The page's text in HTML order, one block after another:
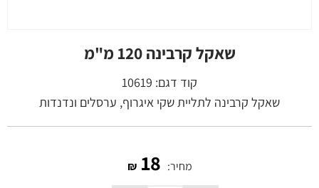
שאקל קרבינה 120 מ"מ
קוד דגם: 10619
שאקל קרבינה לתליית שקי איגרוף, ערסלים ונדנדות
מחיר: 18
₪